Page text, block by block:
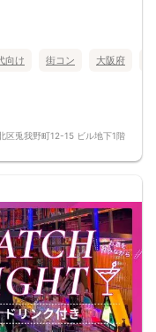
ださい。
の遅刻はご参加をお断り
向け 街コン 大阪府
区兎我野町12-15 ビル地下1階